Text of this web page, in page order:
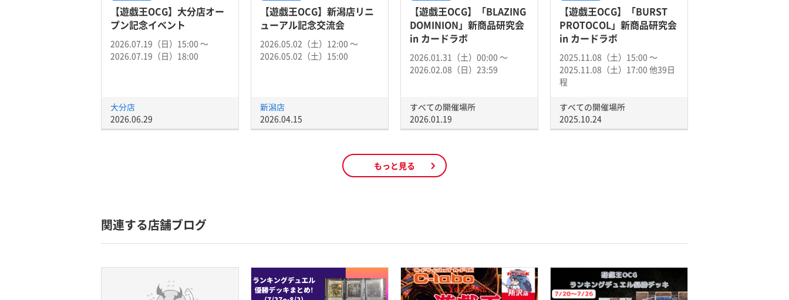
【遊戯王OCG】大分店オー
プン記念イベント
2026.07.19（日）15:00 〜
2026.07.19（日）18:00
大分店
2026.06.29
【遊戯王OCG】新潟店リニ
ューアル記念交流会
2026.05.02（土）12:00 〜
2026.05.02（土）15:00
新潟店
2026.04.15
【遊戯王OCG】「BLAZING
DOMINION」新商品研究会
in カードラボ
2026.01.31（土）00:00 〜
2026.02.08（日）23:59
すべての開催場所
2026.01.19
【遊戯王OCG】「BURST
PROTOCOL」新商品研究会
in カードラボ
2025.11.08（土）15:00 〜
2025.11.08（土）17:00 他39日
程
すべての開催場所
2025.10.24
もっと見る
関連する店舗ブログ